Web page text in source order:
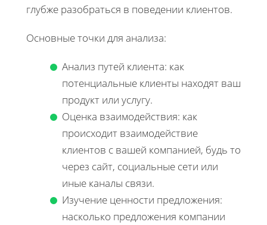
глубже разобраться в поведении клиентов.
Основные точки для анализа:
Анализ путей клиента: как
потенциальные клиенты находят ваш
продукт или услугу.
Оценка взаимодействия: как
происходит взаимодействие
клиентов с вашей компанией, будь то
через сайт, социальные сети или
иные каналы связи.
Изучение ценности предложения:
насколько предложения компании